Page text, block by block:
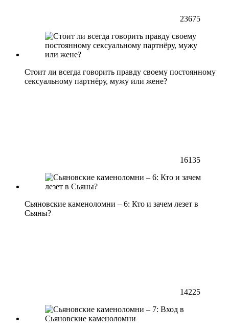
23675
Стоит ли всегда говорить правду своему постоянному
сексуальному партнёру, мужу или жене?
16135
Сьяновские каменоломни – 6: Кто и зачем лезет в
Сьяны?
14225